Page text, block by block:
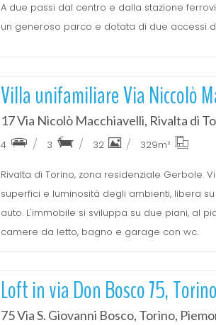
A due passi dal centro e dalla stazione
un generoso parco e dotata di due accessi
Villa unifamiliare Via Niccolò
17 Via Nicolò Macchiavelli, Rivalta di
4 3 32 329m²
Rivalta di Torino, zona residenziale Gerbole.
superfici e luminosità degli ambienti, libera
auto. L'immobile si sviluppa su due piani, al
camere da letto, bagno e garage con wc.
Loft in via Don Bosco 75, Torino
75 Via S. Giovanni Bosco, Torino,